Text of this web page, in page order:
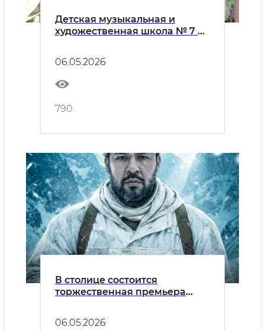
Детская музыкальная и
художественная школа № 7 в
Фаррукха Зокирова...
06.05.2026
790
В столице состоится
торжественная премьера
06.05.2026